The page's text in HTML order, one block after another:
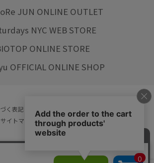
JUN ONLINE OUTLET
NYC WEB STORE
ONLINE STORE
OFFICIAL ONLINE SHOP
く表記 プライバシーポリシー
サイトマップ リクルート ご利用ガイド